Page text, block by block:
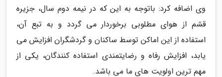
وی اضافه کرد: باتوجه به این که در نیمه دوم سال، جزیره
قشم از هوای مطلوبی برخوردار می گردد و به تبع آن،
استفاده از این اماکن توسط ساکنان و گردشگران افزایش می
یابد، افزایش رفاه و رضایتمندی استفاده کنندگان، یکی از
مهم ترین اولویت های ما می باشد.